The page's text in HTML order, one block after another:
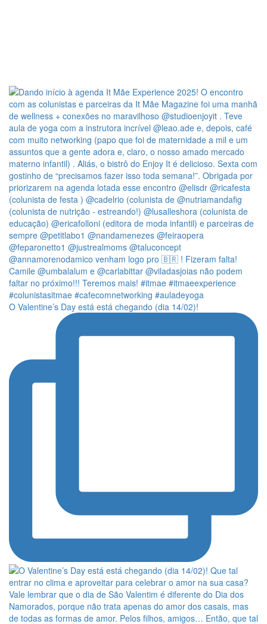
O Valentine’s Day está está chegando (dia 14/02)!